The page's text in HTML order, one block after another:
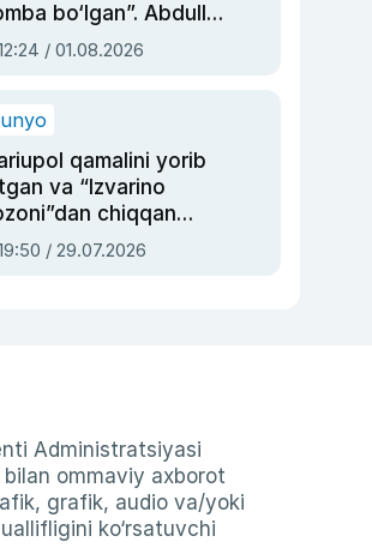
bo‘lgan”. Abdulla
siyosiy
asrab
/ 01.08.2026
qamalini yorib
va “Izvarino
chiqqan
— Ukraina
bosh
/ 29.07.2026
Administratsiyasi
ommaviy axborot
grafik, audio va/yoki
ko‘rsatuvchi